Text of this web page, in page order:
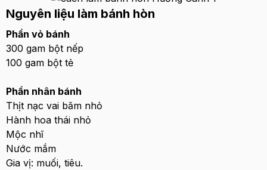
Nguyên liệu làm bánh hòn
Phần vỏ bánh
300 gam bột nếp
100 gam bột tẻ
Phần nhân bánh
Thịt nạc vai băm nhỏ
Hành hoa thái nhỏ
Mộc nhĩ
Nước mắm
Gia vị: muối, tiêu.